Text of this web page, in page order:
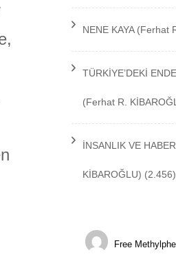
NENE KAYA (Ferhat
TÜRKİYE’DEKİ
(Ferhat R.
İNSANLIK VE
KİBAROĞLU) (2.456)
Free